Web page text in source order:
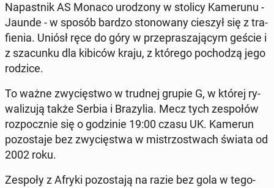
Na­past­nik AS Monaco uro­dzo­ny w stolicy Ka­me­ru­nu -
Jaunde - w sposób bardzo sto­no­wa­ny cieszył się z tra­
fie­nia. Uniósł ręce do góry w prze­pra­sza­ją­cym geście i
z sza­cun­ku dla kibiców kraju, z którego po­cho­dzą jego
rodzice.
To ważne zwy­cię­stwo w trudnej grupie G, w której ry­
wa­li­zu­ją także Serbia i Bra­zy­lia. Mecz tych ze­spo­łów
roz­pocz­nie się o go­dzi­nie 19:00 czasu UK. Kamerun
po­zo­sta­je bez zwy­cię­stwa w mi­strzo­stwach świata od
2002 roku.
Zespoły z Afryki po­zo­sta­ją na razie bez gola w te­go­